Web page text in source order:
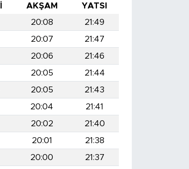
AKŞAM
YATSI
20:08
21:49
20:07
21:47
20:06
21:46
20:05
21:44
20:05
21:43
20:04
21:41
20:02
21:40
20:01
21:38
20:00
21:37